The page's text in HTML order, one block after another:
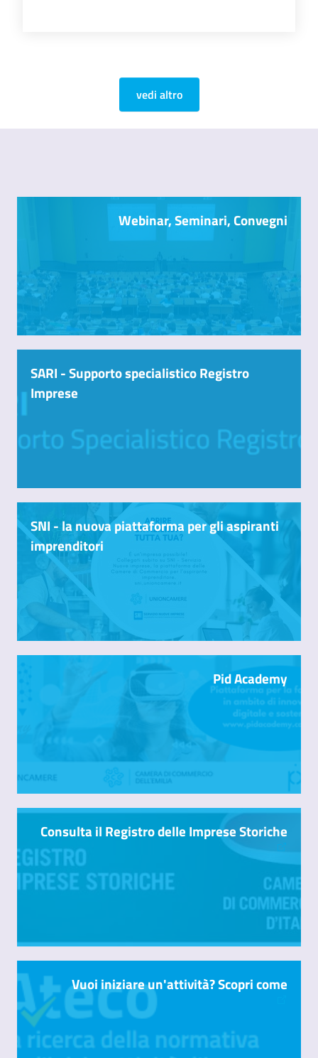
vedi altro
Webinar, Seminari, Convegni
SARI - Supporto specialistico Registro
Imprese
SNI - la nuova piattaforma per gli aspiranti
imprenditori
Pid Academy
Consulta il Registro delle Imprese Storiche
Vuoi iniziare un'attività? Scopri come